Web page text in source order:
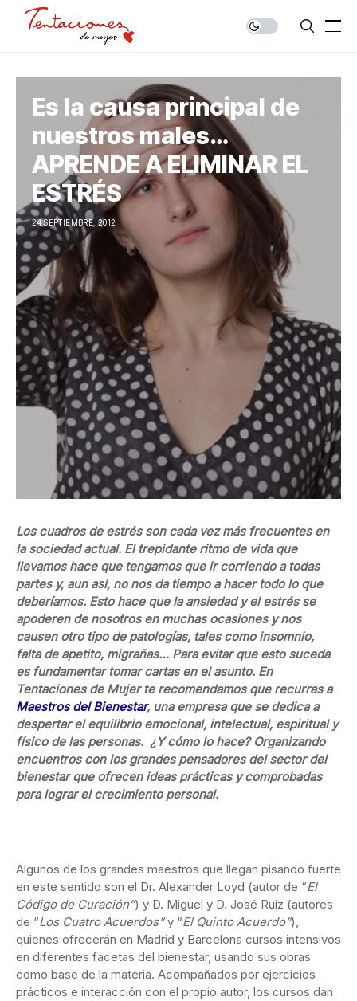
Es la causa principal de
nuestros males…
APRENDE A ELIMINAR EL
ESTRÉS
24 SEPTIEMBRE, 2012
Los cuadros de estrés son cada vez más frecuentes en
la sociedad actual. El trepidante ritmo de vida que
llevamos hace que tengamos que ir corriendo a todas
partes y, aun así, no nos da tiempo a hacer todo lo que
deberíamos. Esto hace que la ansiedad y el estrés se
apoderen de nosotros en muchas ocasiones y nos
causen otro tipo de patologías, tales como insomnio,
falta de apetito, migrañas… Para evitar que esto suceda
es fundamentar tomar cartas en el asunto. En
Tentaciones de Mujer te recomendamos que recurras a
Maestros del Bienestar, una empresa que se dedica a
despertar el equilibrio emocional, intelectual, espiritual y
físico de las personas. ¿Y cómo lo hace? Organizando
encuentros con los grandes pensadores del sector del
bienestar que ofrecen ideas prácticas y comprobadas
para lograr el crecimiento personal.
Algunos de los grandes maestros que llegan pisando fuerte
en este sentido son el Dr. Alexander Loyd (autor de “El
Código de Curación”) y D. Miguel y D. José Ruiz (autores
de “Los Cuatro Acuerdos”y “El Quinto Acuerdo”),
quienes ofrecerán en Madrid y Barcelona cursos intensivos
en diferentes facetas del bienestar, usando sus obras
como base de la materia. Acompañados por ejercicios
prácticos e interacción con el propio autor, los cursos dan